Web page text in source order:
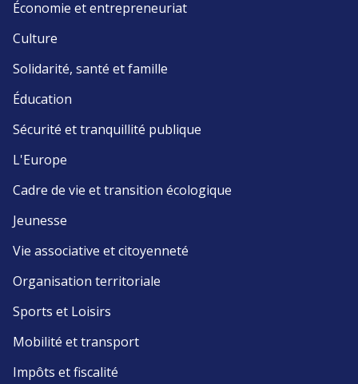
Économie et entrepreneuriat
Culture
Solidarité, santé et famille
Éducation
Sécurité et tranquillité publique
L'Europe
Cadre de vie et transition écologique
Jeunesse
Vie associative et citoyenneté
Organisation territoriale
Sports et Loisirs
Mobilité et transport
Impôts et fiscalité